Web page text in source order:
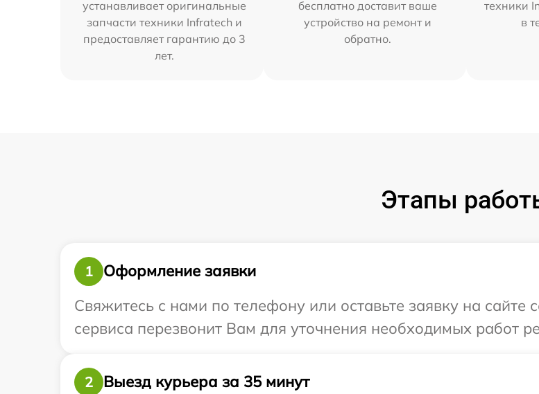
устанавливает оригинальные
запчасти техники Infratech и
предоставляет гарантию до 3
лет.
бесплатно доставит ваше
устройство на ремонт и
обратно.
техники
в
Этапы
1
Оформление заявки
Свяжитесь с нами по телефону или оставьте заявку на сайте
сервиса перезвонит Вам для уточнения необходимых работ
2
Выезд курьера за 35 минут